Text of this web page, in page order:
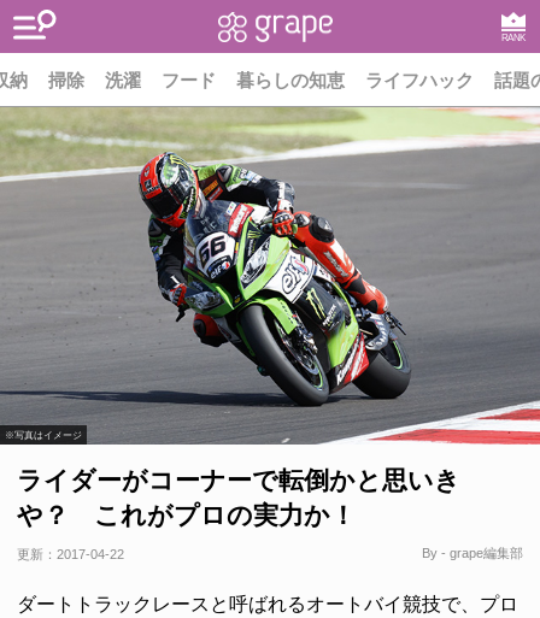
RANK
納 掃除 洗濯 フード 暮らしの知恵 ライフハック 話題
※写真はイメージ
ライダーがコーナーで転倒かと思いき
や？ これがプロの実力か！
更新： 2017-04-22 By - grape編集部
ダートトラックレースと呼ばれるオートバイ競技で、プロ